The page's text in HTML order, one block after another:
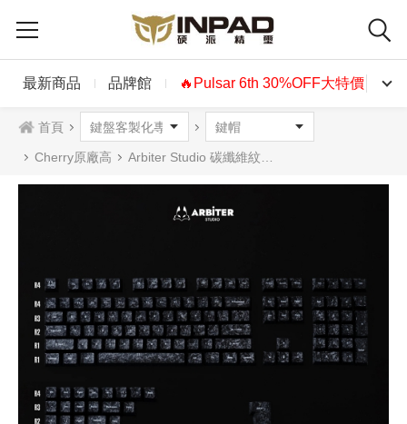
最新商品 品牌館 🔥Pulsar 6th 30%OFF大特價🔥
首頁
Cherry原廠高 Arbiter Studio 碳纖維紋理鍵帽組156鍵 英文